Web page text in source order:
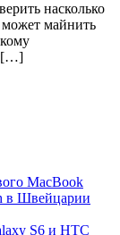
насколько
майнить
[…]
MacBook
в Швейцарии
S6 и HTC